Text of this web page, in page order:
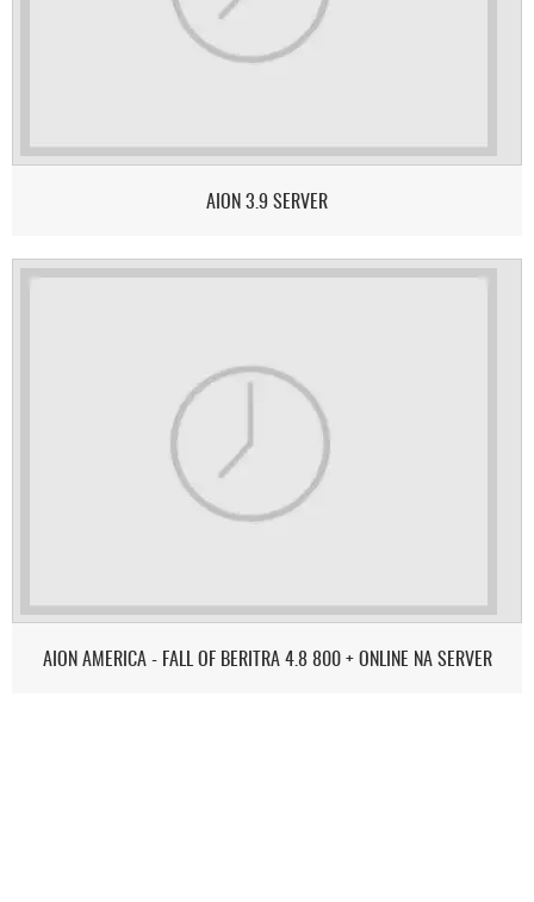
AION 3.9 SERVER
AION AMERICA - FALL OF BERITRA 4.8 800 + ONLINE NA SERVER